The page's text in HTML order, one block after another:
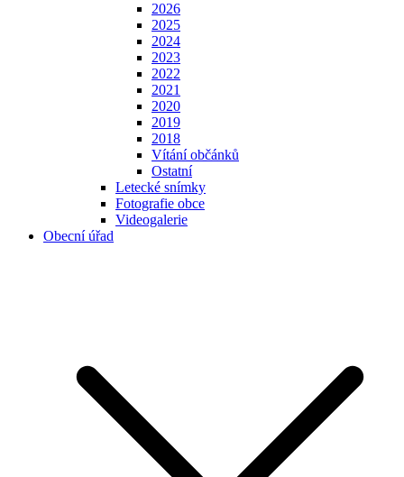
2026
2025
2024
2023
2022
2021
2020
2019
2018
Vítání občánků
Ostatní
Letecké snímky
Fotografie obce
Videogalerie
Obecní úřad